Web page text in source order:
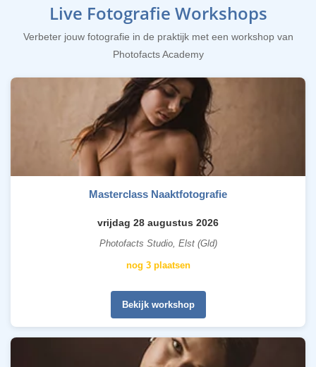
Live Fotografie Workshops
Verbeter jouw fotografie in de praktijk met een workshop van
Photofacts Academy
Masterclass Naaktfotografie
vrijdag 28 augustus 2026
Photofacts Studio, Elst (Gld)
nog 3 plaatsen
Bekijk workshop